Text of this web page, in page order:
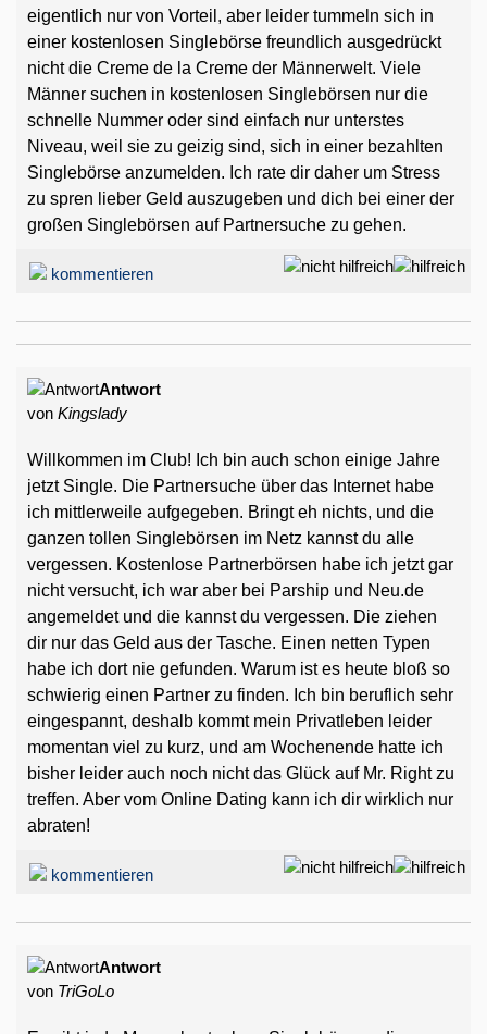
eigentlich nur von Vorteil, aber leider tummeln sich in
einer kostenlosen Singlebörse freundlich ausgedrückt
nicht die Creme de la Creme der Männerwelt. Viele
Männer suchen in kostenlosen Singlebörsen nur die
schnelle Nummer oder sind einfach nur unterstes
Niveau, weil sie zu geizig sind, sich in einer bezahlten
Singlebörse anzumelden. Ich rate dir daher um Stress
zu spren lieber Geld auszugeben und dich bei einer der
großen Singlebörsen auf Partnersuche zu gehen.
kommentieren
Antwort
von Kingslady
Willkommen im Club! Ich bin auch schon einige Jahre
jetzt Single. Die Partnersuche über das Internet habe
ich mittlerweile aufgegeben. Bringt eh nichts, und die
ganzen tollen Singlebörsen im Netz kannst du alle
vergessen. Kostenlose Partnerbörsen habe ich jetzt gar
nicht versucht, ich war aber bei Parship und Neu.de
angemeldet und die kannst du vergessen. Die ziehen
dir nur das Geld aus der Tasche. Einen netten Typen
habe ich dort nie gefunden. Warum ist es heute bloß so
schwierig einen Partner zu finden. Ich bin beruflich sehr
eingespannt, deshalb kommt mein Privatleben leider
momentan viel zu kurz, und am Wochenende hatte ich
bisher leider auch noch nicht das Glück auf Mr. Right zu
treffen. Aber vom Online Dating kann ich dir wirklich nur
abraten!
kommentieren
Antwort
von TriGoLo